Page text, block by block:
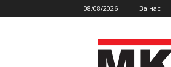
08/08/2026 За нас